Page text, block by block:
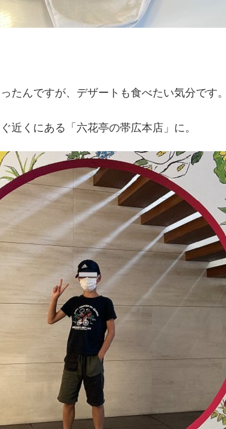
たんですが、デザートも食べたい気分です。
近くにある「六花亭の帯広本店」に。